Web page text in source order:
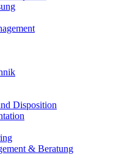
Disposition
& Beratung